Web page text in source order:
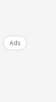
Ads